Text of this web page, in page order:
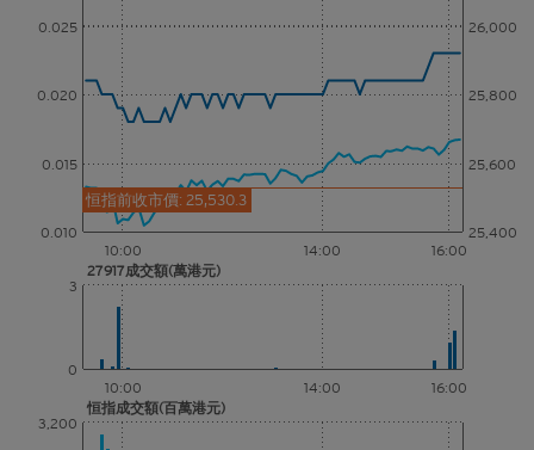
27917成交額(萬港元)
恒指成交額(百萬港元)
10:00 14:00 16:00
10:00 14:00 16:00
0.010
0.015
0.020
0.025
25,400
25,600
25,800
26,000
0
3
3,200
恒指前收市價: 25,530.3